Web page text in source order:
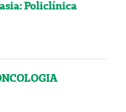
Policlínica